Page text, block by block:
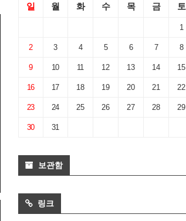
일 월 화 수 목 금 토
1
2 3 4 5 6 7 8
9 10 11 12 13 14 15
16 17 18 19 20 21 22
23 24 25 26 27 28 29
30 31
보관함
링크